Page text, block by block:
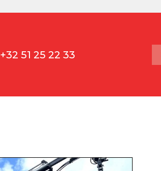
+32 51 25 22 33